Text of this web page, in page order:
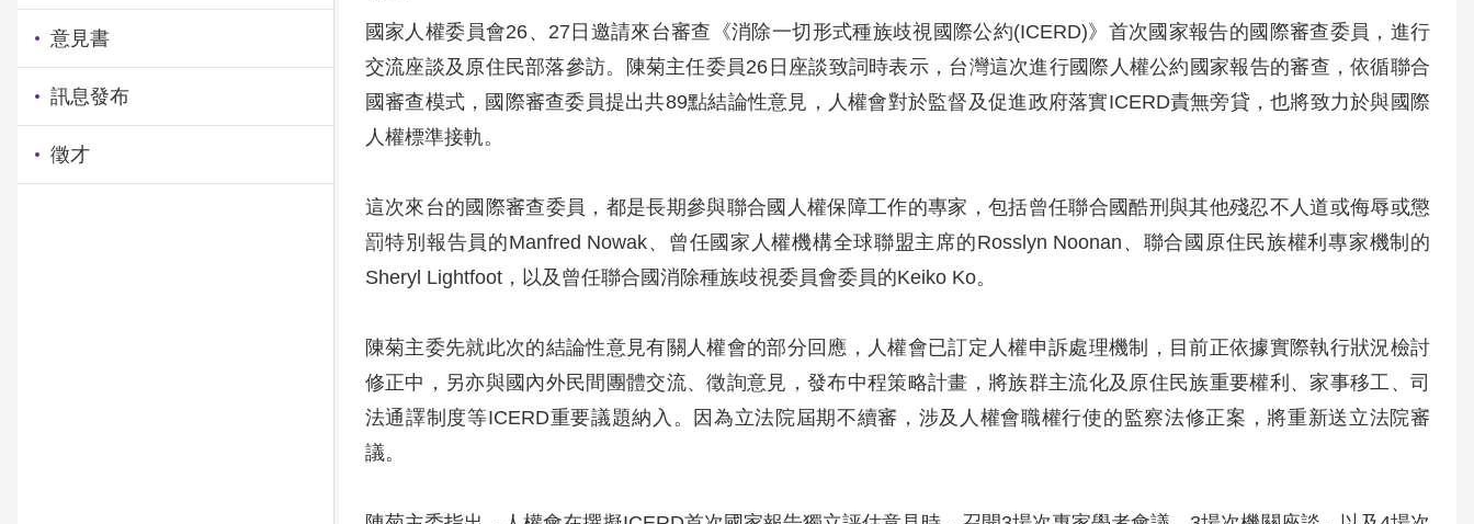
意見書
訊息發布
徵才
國家人權委員會26、27日邀請來台審查《消除一切形式種族歧視國際公約(ICERD)》首次國家報告的國際審查委員，進行
交流座談及原住民部落參訪。陳菊主任委員26日座談致詞時表示，台灣這次進行國際人權公約國家報告的審查，依循聯合
國審查模式，國際審查委員提出共89點結論性意見，人權會對於監督及促進政府落實ICERD責無旁貸，也將致力於與國際
人權標準接軌。
這次來台的國際審查委員，都是長期參與聯合國人權保障工作的專家，包括曾任聯合國酷刑與其他殘忍不人道或侮辱或懲
罰特別報告員的Manfred Nowak、曾任國家人權機構全球聯盟主席的Rosslyn Noonan、聯合國原住民族權利專家機制的
Sheryl Lightfoot，以及曾任聯合國消除種族歧視委員會委員的Keiko Ko。
陳菊主委先就此次的結論性意見有關人權會的部分回應，人權會已訂定人權申訴處理機制，目前正依據實際執行狀況檢討
修正中，另亦與國內外民間團體交流、徵詢意見，發布中程策略計畫，將族群主流化及原住民族重要權利、家事移工、司
法通譯制度等ICERD重要議題納入。因為立法院屆期不續審，涉及人權會職權行使的監察法修正案，將重新送立法院審
議。